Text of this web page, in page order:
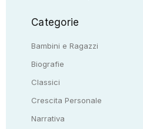
Categorie
Bambini e Ragazzi
Biografie
Classici
Crescita Personale
Narrativa